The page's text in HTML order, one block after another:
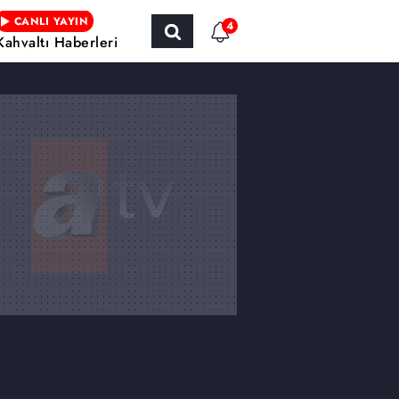
CANLI YAYIN
Haberleri
4